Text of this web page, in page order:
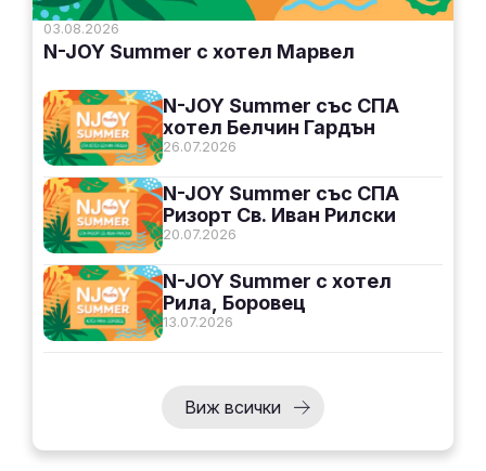
03.08.2026
N-JOY Summer с хотел Марвел
26.07.2026
N-JOY Summer със СПА
хотел Белчин Гардън
20.07.2026
N-JOY Summer със СПА
Ризорт Св. Иван Рилски
13.07.2026
N-JOY Summer с хотел
Рила, Боровец
Виж всички